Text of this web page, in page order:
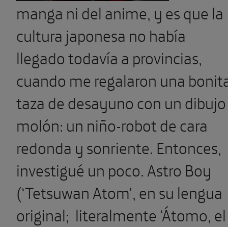
manga ni del anime, y es que la
cultura japonesa no había
llegado todavía a provincias,
cuando me regalaron una
taza de desayuno con un dibujo
molón: un niño-robot de cara
redonda y sonriente. Entonces,
investigué un poco. Astro Boy
(‘Tetsuwan Atom’, en su lengua
original; literalmente ‘Átomo, el